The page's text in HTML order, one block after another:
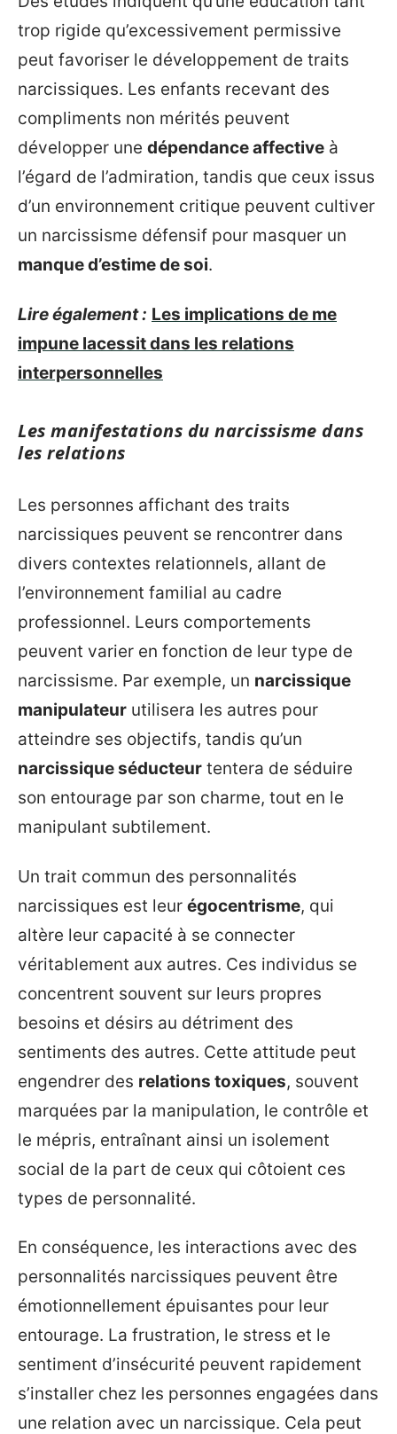
trop rigide qu’excessivement permissive
peut favoriser le développement de traits
narcissiques. Les enfants recevant des
compliments non mérités peuvent
développer une dépendance affective à
l’égard de l’admiration, tandis que ceux issus
d’un environnement critique peuvent cultiver
un narcissisme défensif pour masquer un
manque d’estime de soi.
Lire également : Les implications de me
impune lacessit dans les relations
interpersonnelles
Les manifestations du narcissisme dans
les relations
Les personnes affichant des traits
narcissiques peuvent se rencontrer dans
divers contextes relationnels, allant de
l’environnement familial au cadre
professionnel. Leurs comportements
peuvent varier en fonction de leur type de
narcissisme. Par exemple, un narcissique
manipulateur utilisera les autres pour
atteindre ses objectifs, tandis qu’un
narcissique séducteur tentera de séduire
son entourage par son charme, tout en le
manipulant subtilement.
Un trait commun des personnalités
narcissiques est leur égocentrisme, qui
altère leur capacité à se connecter
véritablement aux autres. Ces individus se
concentrent souvent sur leurs propres
besoins et désirs au détriment des
sentiments des autres. Cette attitude peut
engendrer des relations toxiques, souvent
marquées par la manipulation, le contrôle et
le mépris, entraînant ainsi un isolement
social de la part de ceux qui côtoient ces
types de personnalité.
En conséquence, les interactions avec des
personnalités narcissiques peuvent être
émotionnellement épuisantes pour leur
entourage. La frustration, le stress et le
sentiment d’insécurité peuvent rapidement
s’installer chez les personnes engagées dans
une relation avec un narcissique. Cela peut